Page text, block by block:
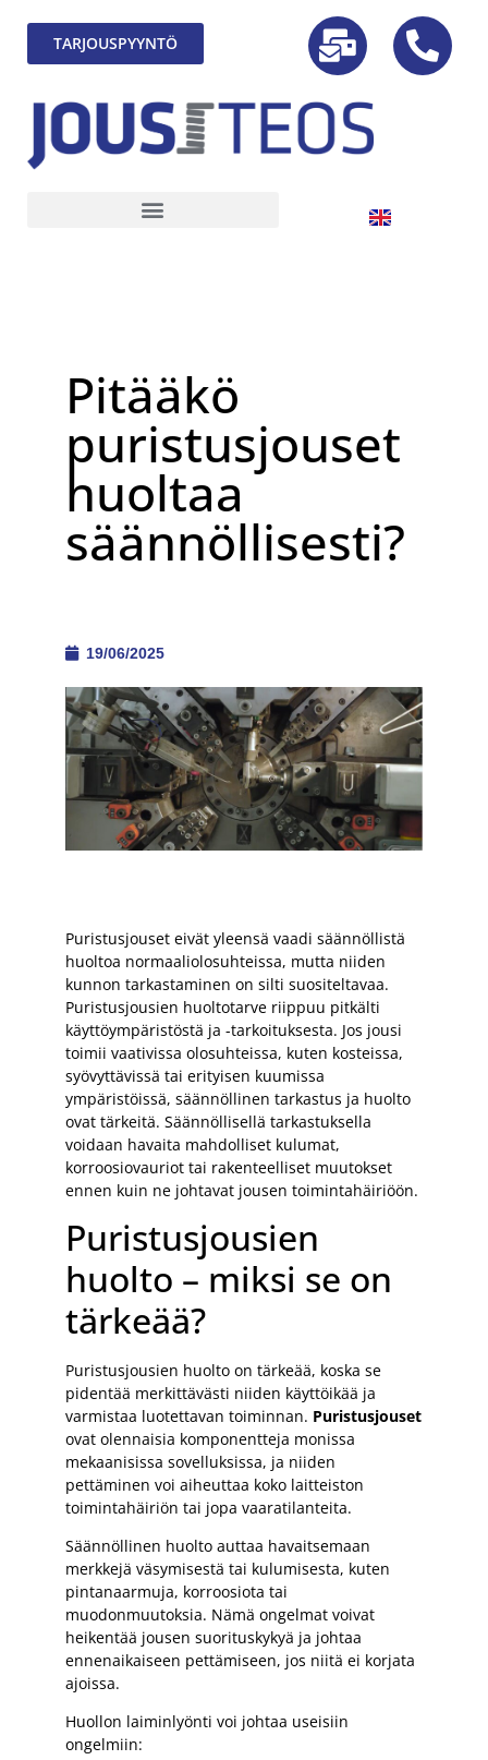
TARJOUSPYYNTÖ
Pitääkö
puristusjouset
huoltaa
säännöllisesti?
19/06/2025
Puristusjouset eivät yleensä vaadi säännöllistä
huoltoa normaaliolosuhteissa, mutta niiden
kunnon tarkastaminen on silti suositeltavaa.
Puristusjousien huoltotarve riippuu pitkälti
käyttöympäristöstä ja -tarkoituksesta. Jos jousi
toimii vaativissa olosuhteissa, kuten kosteissa,
syövyttävissä tai erityisen kuumissa
ympäristöissä, säännöllinen tarkastus ja huolto
ovat tärkeitä. Säännöllisellä tarkastuksella
voidaan havaita mahdolliset kulumat,
korroosiovauriot tai rakenteelliset muutokset
ennen kuin ne johtavat jousen toimintahäiriöön.
Puristusjousien
huolto – miksi se on
tärkeää?
Puristusjousien huolto on tärkeää, koska se
pidentää merkittävästi niiden käyttöikää ja
varmistaa luotettavan toiminnan. Puristusjouset
ovat olennaisia komponentteja monissa
mekaanisissa sovelluksissa, ja niiden
pettäminen voi aiheuttaa koko laitteiston
toimintahäiriön tai jopa vaaratilanteita.
Säännöllinen huolto auttaa havaitsemaan
merkkejä väsymisestä tai kulumisesta, kuten
pintanaarmuja, korroosiota tai
muodonmuutoksia. Nämä ongelmat voivat
heikentää jousen suorituskykyä ja johtaa
ennenaikaiseen pettämiseen, jos niitä ei korjata
ajoissa.
Huollon laiminlyönti voi johtaa useisiin
ongelmiin: